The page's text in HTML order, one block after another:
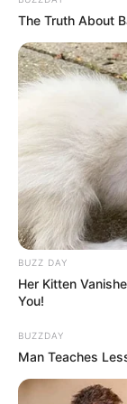
Biodata & Profil
Nama Lengkap:
Nama Panggung:
The Truth About
BUZZ DAY
Her Kitten
You!
BUZZDAY
Man Teaches